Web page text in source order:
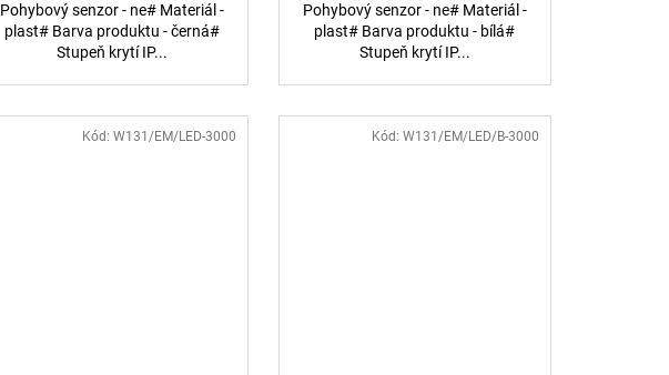
Pohybový senzor - ne# Materiál -
plast# Barva produktu - černá#
Stupeň krytí IP...
Pohybový senzor - ne# Materiál -
plast# Barva produktu - bílá#
Stupeň krytí IP...
Kód: W131/EM/LED-3000 Kód: W131/EM/LED/B-3000